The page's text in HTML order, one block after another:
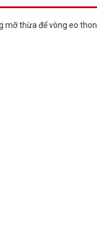
mỡ thừa để vòng eo thon